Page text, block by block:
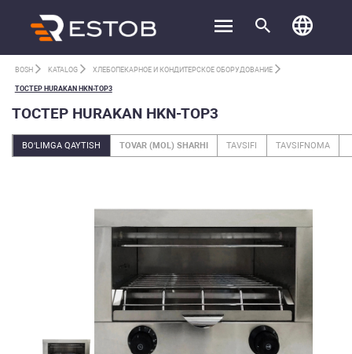
BOSH KATALOG ХЛЕБОПЕКАРНОЕ И КОНДИТЕРСКОЕ ОБОРУДОВАНИЕ
ТОСТЕР HURAKAN HKN-TOP3
ТОСТЕР HURAKAN HKN-TOP3
BO‘LIMGA QAYTISH TOVAR (MOL) SHARHI TAVSIFI TAVSIFNOMA